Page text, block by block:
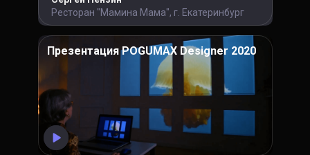
Презентация POGUMAX Designer 2020
Ресторан "Мамина Мама", г. Екатеринбург